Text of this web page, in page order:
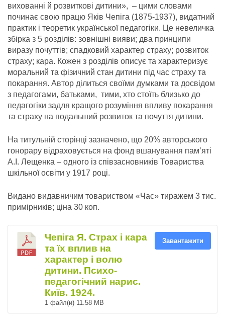
вихованні й розвиткові дитини», – цими словами
починає свою працю Яків Чепіга (1875-1937), видатний
практик і теоретик української педагогіки. Це невеличка
збірка з 5 розділів: зовнішні вияви; два принципи
виразу почуттів; спадковий характер страху; розвиток
страху; кара. Кожен з розділів описує та характеризує
моральний та фізичний стан дитини під час страху та
покарання. Автор ділиться своїми думками та досвідом
з педагогами, батьками, тими, хто стоїть близько до
педагогіки задля кращого розуміння впливу покарання
та страху на подальший розвиток та почуття дитини.
На титульній сторінці зазначено, що 20% авторського
гонорару відраховується на фонд вшанування пам’яті
А.І. Лещенка – одного із співзасновників Товариства
шкільної освіти у 1917 році.
Видано видавничим товариством «Час» тиражем 3 тис.
примірників; ціна 30 коп.
Чепіга Я. Страх і кара
та їх вплив на
характер і волю
дитини. Психо-
педагогічний нарис.
Київ. 1924.
1 файл(и) 11.58 MB
Завантажити